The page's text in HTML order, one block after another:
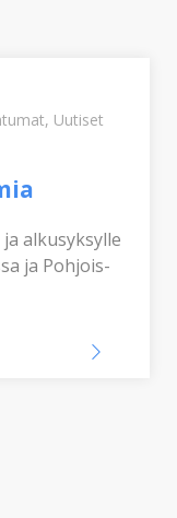
Uutiset
alkusyksylle
ja Pohjois-